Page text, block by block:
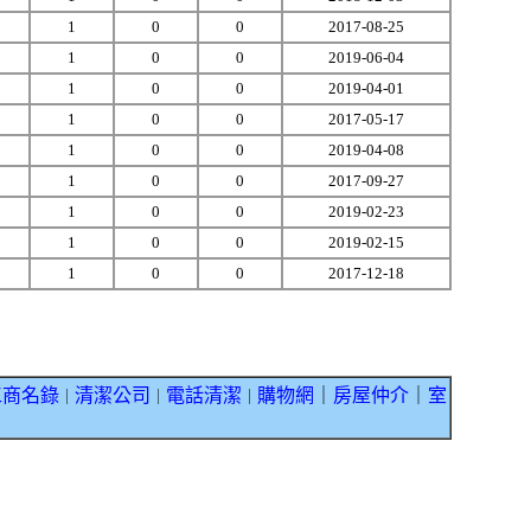
1
0 0
2017-08-25
1
0 0
2019-06-04
1
0 0
2019-04-01
1
0 0
2017-05-17
1
0 0
2019-04-08
1
0 0
2017-09-27
1
0 0
2019-02-23
1
0 0
2019-02-15
1
0 0 2017-12-18
名錄｜ 清潔公司 電話清潔 購物網 房屋仲介｜ 室